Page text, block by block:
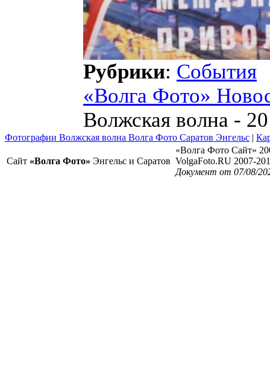
Рубрики: События
«Волга Фото»
Волжская волна -
Фотографии Волжская волна Волга Фото Саратов Энгельс |
Сайт «Волга Фото» Энгельс и Саратов
«Волга Фото Сайт»
VolgaFoto.RU 2007-
Документ от 07/08/